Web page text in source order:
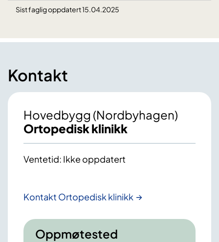
Sist faglig oppdatert 15.04.2025
Kontakt
Hovedbygg (Nordbyhagen)
Ortopedisk klinikk
Ventetid: Ikke oppdatert
Kontakt Ortopedisk klinikk
Oppmøtested